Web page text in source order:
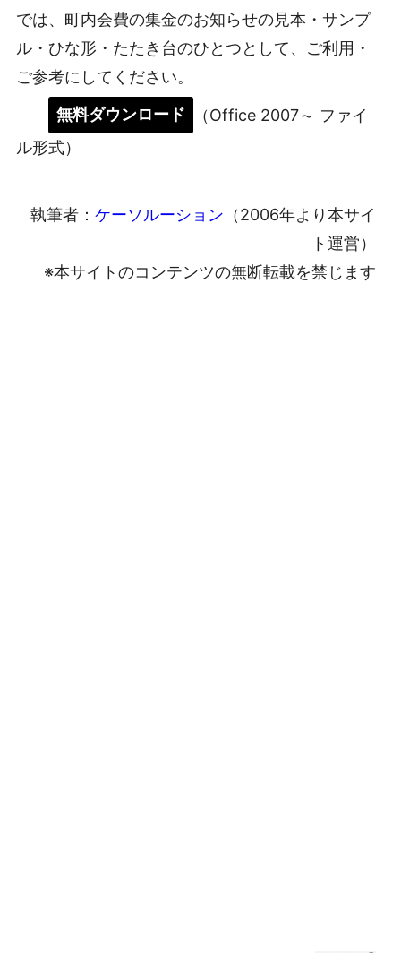
では、町内会費の集金のお知らせの見本・サンプ
ル・ひな形・たたき台のひとつとして、ご利用・
ご参考にしてください。
無料ダウンロード
（Office 2007～ ファイ
ル形式）
執筆者： ケーソルーション （2006年より本サイ
ト運営）
※本サイトのコンテンツの無断転載を禁じます